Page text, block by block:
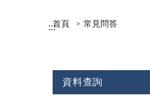
:::首頁 常見問答
資料查詢